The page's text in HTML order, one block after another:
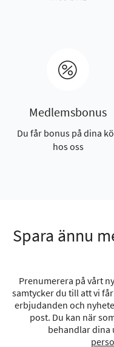
Medlemsbonus
Du får bonus på dina
hos oss
Spara ännu
Prenumerera på vårt
samtycker du till att vi
erbjudanden och
post. Du kan när
behandlar dina